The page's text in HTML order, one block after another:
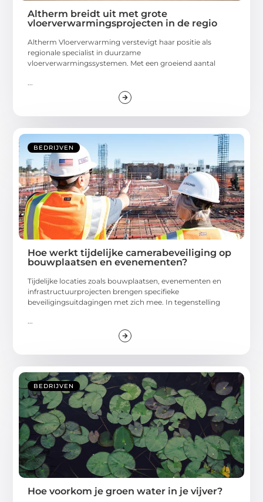
Altherm breidt uit met grote
vloerverwarmingsprojecten in de regio
Altherm Vloerverwarming verstevigt haar positie als
regionale specialist in duurzame
vloerverwarmingssystemen. Met een groeiend aantal
BEDRIJVEN
Hoe werkt tijdelijke camerabeveiliging op
bouwplaatsen en evenementen?
Tijdelijke locaties zoals bouwplaatsen, evenementen en
infrastructuurprojecten brengen specifieke
beveiligingsuitdagingen met zich mee. In tegenstelling
BEDRIJVEN
Hoe voorkom je groen water in je vijver?